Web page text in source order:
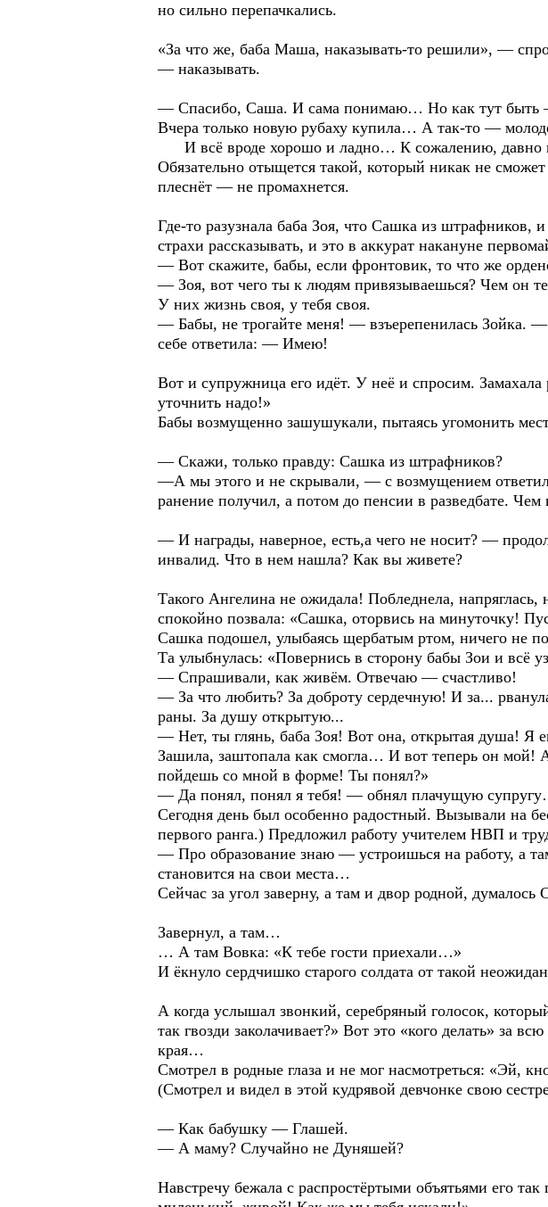
но сильно перепачкались.
«За что же, баба Маша, наказывать-то решили», —
— наказывать.
— Спасибо, Саша. И сама понимаю… Но как тут быть
Вчера только новую рубаху купила… А так-то —
И всё вроде хорошо и ладно… К сожалению, давно
Обязательно отыщется такой, который никак не
плеснёт — не промахнется.
Где-то разузнала баба Зоя, что Сашка из штрафников,
страхи рассказывать, и это в аккурат накануне
— Вот скажите, бабы, если фронтовик, то что же
— Зоя, вот чего ты к людям привязываешься? Чем он
У них жизнь своя, у тебя своя.
— Бабы, не трогайте меня! — взъерепенилась Зойка.
себе ответила: — Имею!
Вот и супружница его идёт. У неё и спросим.
уточнить надо!»
Бабы возмущенно зашушукали, пытаясь угомонить
— Скажи, только правду: Сашка из штрафников?
—А мы этого и не скрывали, — с возмущением
ранение получил, а потом до пенсии в разведбате. Чем
— И награды, наверное, есть,а чего не носит? —
инвалид. Что в нем нашла? Как вы живете?
Такого Ангелина не ожидала! Побледнела,
спокойно позвала: «Сашка, оторвись на минуточку!
Сашка подошел, улыбаясь щербатым ртом, ничего не
Та улыбнулась: «Повернись в сторону бабы Зои и всё
— Спрашивали, как живём. Отвечаю — счастливо!
— За что любить? За доброту сердечную! И за...
раны. За душу открытую...
— Нет, ты глянь, баба Зоя! Вот она, открытая душа! Я
Зашила, заштопала как смогла… И вот теперь он мой!
пойдешь со мной в форме! Ты понял?»
— Да понял, понял я тебя! — обнял плачущую
Сегодня день был особенно радостный. Вызывали на
первого ранга.) Предложил работу учителем НВП и
— Про образование знаю — устроишься на работу, а
становится на свои места…
Сейчас за угол заверну, а там и двор родной, думалось
Завернул, а там…
… А там Вовка: «К тебе гости приехали…»
И ёкнуло сердчишко старого солдата от такой
А когда услышал звонкий, серебряный голосок,
так гвозди заколачивает?» Вот это «кого делать» за
края…
Смотрел в родные глаза и не мог насмотреться: «Эй,
(Смотрел и видел в этой кудрявой девчонке свою
— Как бабушку — Глашей.
— А маму? Случайно не Дуняшей?
Навстречу бежала с распростёртыми объятьями его